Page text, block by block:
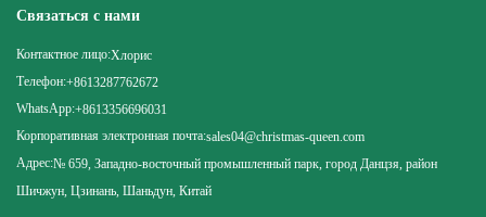
Связаться с нами
Контактное лицо:Хлорис
Телефон:+8613287762672
WhatsApp:+8613356696031
Корпоративная электронная почта:sales04@christmas-queen.com
Адрес:№ 659, Западно-восточный промышленный парк, город Данцзя, район
Шичжун, Цзинань, Шаньдун, Китай